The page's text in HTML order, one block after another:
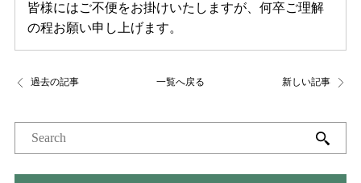
皆様にはご不便をお掛けいたしますが、何卒ご理解
の程お願い申し上げます。
過去の記事 一覧へ戻る 新しい記事